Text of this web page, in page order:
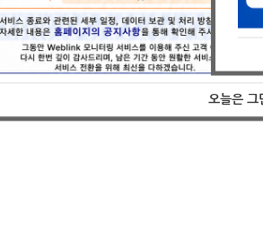
오늘은 그